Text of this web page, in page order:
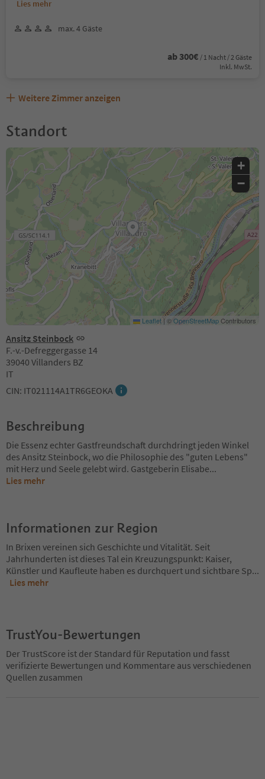
Lies mehr
max. 4 Gäste
ab 300€ / 1 Nacht / 2 Gäste
Inkl. MwSt.
Weitere Zimmer anzeigen
Standort
Ansitz Steinbock
F.-v.-Defreggergasse 14
39040 Villanders BZ
IT
CIN: IT021114A1TR6GEOKA
+
−
Leaflet | ©OpenStreetMapContributors
Beschreibung
Die Essenz echter Gastfreundschaft durchdringt jeden Winkel
des Ansitz Steinbock, wo die Philosophie des "guten Lebens"
mit Herz und Seele gelebt wird. Gastgeberin Elisabe...
Lies mehr
Informationen zur Region
In Brixen vereinen sich Geschichte und Vitalität. Seit
Jahrhunderten ist dieses Tal ein Kreuzungspunkt: Kaiser,
Künstler und Kaufleute haben es durchquert und sichtbare Sp...
Lies mehr
TrustYou-Bewertungen
Der TrustScore ist der Standard für Reputation und fasst
verifizierte Bewertungen und Kommentare aus verschiedenen
Quellen zusammen